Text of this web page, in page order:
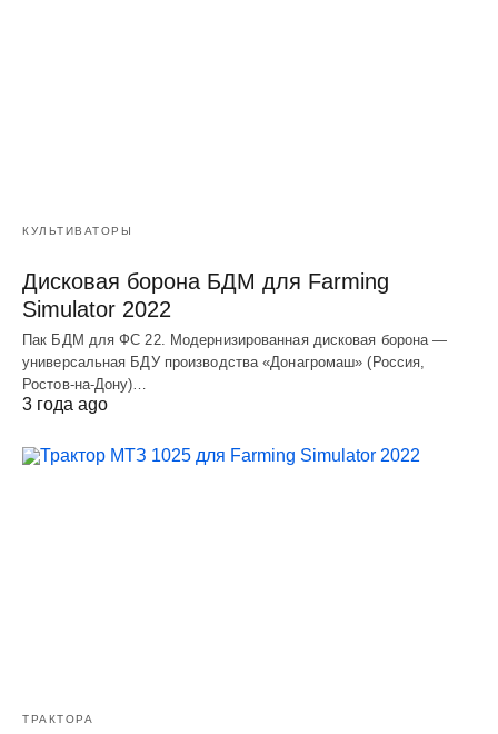
КУЛЬТИВАТОРЫ
Дисковая борона БДМ для Farming
Simulator 2022
Пак БДМ для ФС 22. Модернизированная дисковая борона —
универсальная БДУ производства «Донагромаш» (Россия,
Ростов-на-Дону)…
3 года ago
ТРАКТОРА